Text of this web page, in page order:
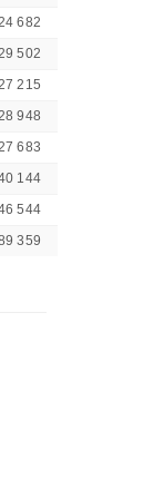
682
502
215
948
683
144
544
359